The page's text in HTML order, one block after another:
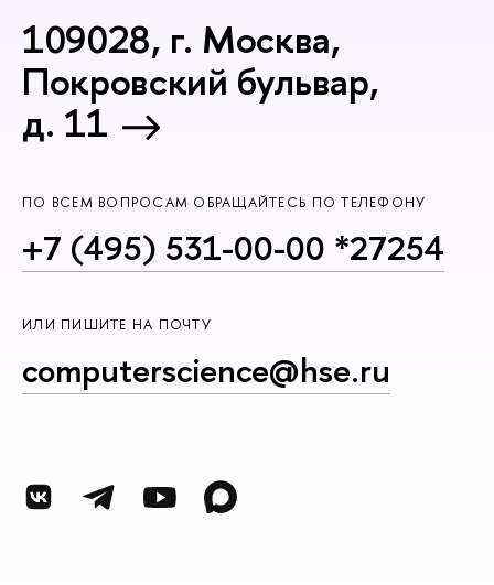
109028, г. Москва,
Покровский бульвар,
д. 11
ПО ВСЕМ ВОПРОСАМ ОБРАЩАЙТЕСЬ ПО ТЕЛЕФОНУ
+7 (495) 531-00-00 *27254
ИЛИ ПИШИТЕ НА ПОЧТУ
computerscience@hse.ru